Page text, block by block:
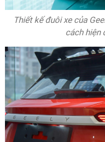
Thiết kế đuôi xe của
cách hiện